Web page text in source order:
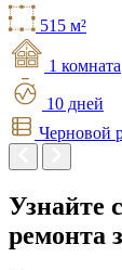
515 м²
1 комната
10 дней
Черновой
Узнайте
ремонта